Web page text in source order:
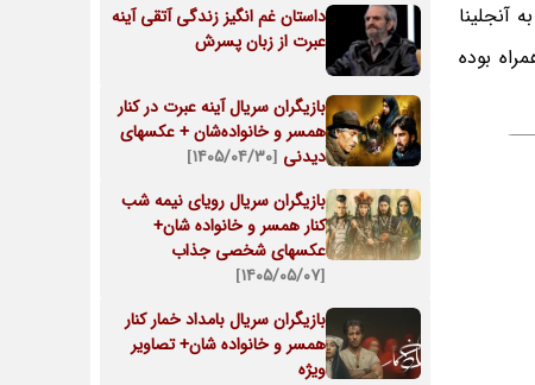
آنجلینا
بوده
داستان غم انگیز زندگی آتقی آینه
عبرت از زبان پسرش
بازیگران سریال آینه عبرت در کنار
همسر و خانواده‌شان + عکسهای
دیدنی [۱۴۰۵/۰۴/۳۰]
بازیگران سریال رویای نیمه شب
کنار همسر و خانواده شان+
عکسهای شخصی جذاب
[۱۴۰۵/۰۵/۰۷]
بازیگران سریال بامداد خمار کنار
همسر و خانواده شان+ تصاویر
ویژه